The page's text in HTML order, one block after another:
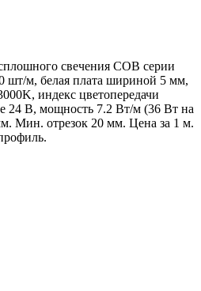
свечения COB серии
шт/м, белая плата шириной 5 мм,
индекс цветопередачи
24 В, мощность 7.2 Вт/м (36 Вт на
Мин. отрезок 20 мм. Цена за 1 м.